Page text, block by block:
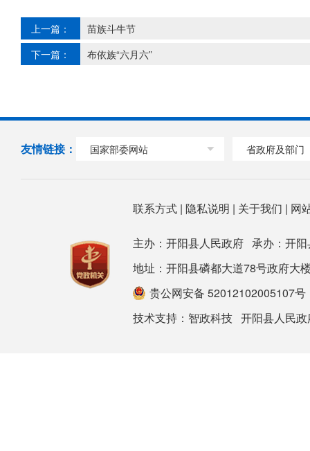
上一篇：
苗族斗牛节
下一篇：
布依族“六月六”
友情链接： 国家部委网站 省政府及部门
联系方式| 隐私说明 | 关于我们 | 网
主办：开阳县人民政府 承办：开
地址：开阳县磷都大道78号政府
贵公网安备 52012102005107号
技术支持： 智政科技 开阳县人民